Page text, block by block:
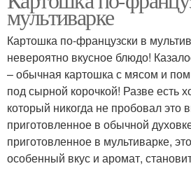
мультиварке
Картошка по-французски в
невероятно вкусное блюдо!
– обычная картошка с мясом и
под сырной корочкой! Разве есть
который никогда не пробовал это
приготовленное в обычной
приготовленное в мультиварке,
особенный вкус и аромат,